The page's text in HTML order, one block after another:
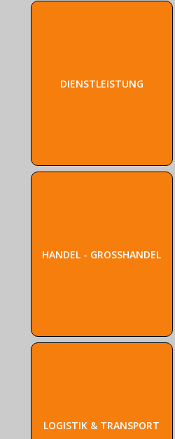
DIENSTLEISTUNG
HANDEL - GROSSHANDEL
LOGISTIK & TRANSPORT